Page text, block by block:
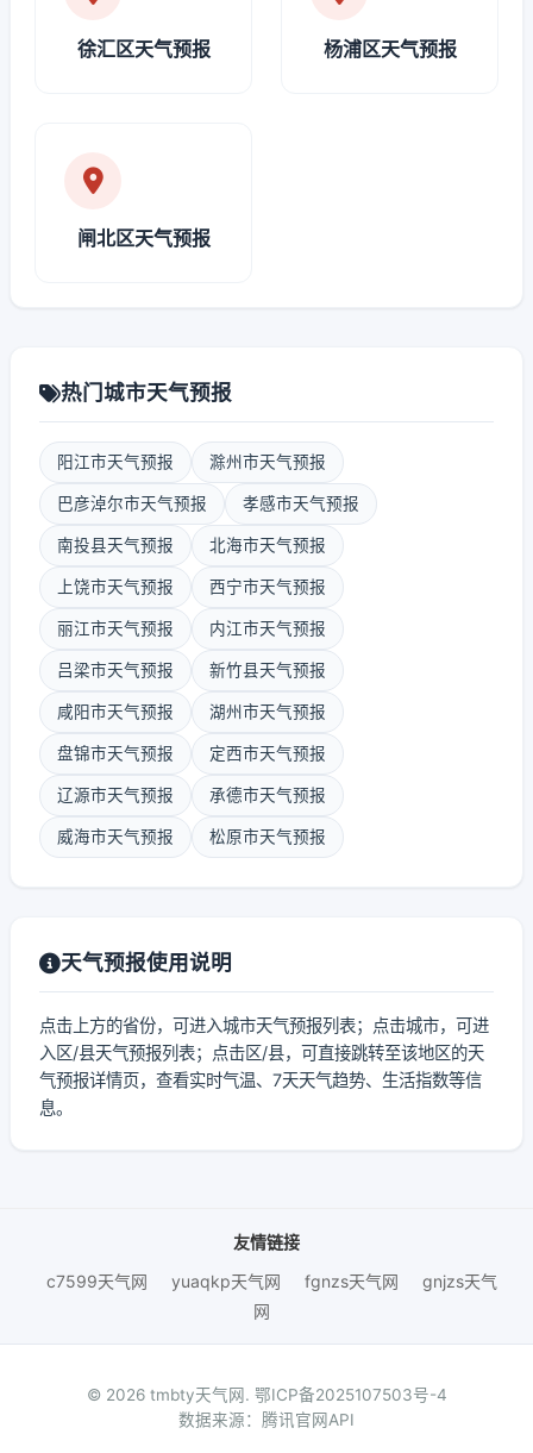
徐汇区天气预报 杨浦区天气预报
闸北区天气预报
热门城市天气预报
阳江市天气预报 滁州市天气预报
巴彦淖尔市天气预报 孝感市天气预报
南投县天气预报 北海市天气预报
上饶市天气预报 西宁市天气预报
丽江市天气预报 内江市天气预报
吕梁市天气预报 新竹县天气预报
咸阳市天气预报 湖州市天气预报
盘锦市天气预报 定西市天气预报
辽源市天气预报 承德市天气预报
威海市天气预报 松原市天气预报
天气预报使用说明
点击上方的省份，可进入城市天气预报列表；点击城市，可进
入区/县天气预报列表；点击区/县，可直接跳转至该地区的天
气预报详情页，查看实时气温、7天天气趋势、生活指数等信
息。
友情链接
c7599天气网
yuaqkp天气网 fgnzs天气网
gnjzs天气
网
© 2026 tmbty天气网. 鄂ICP备2025107503号-4
数据来源：腾讯官网API